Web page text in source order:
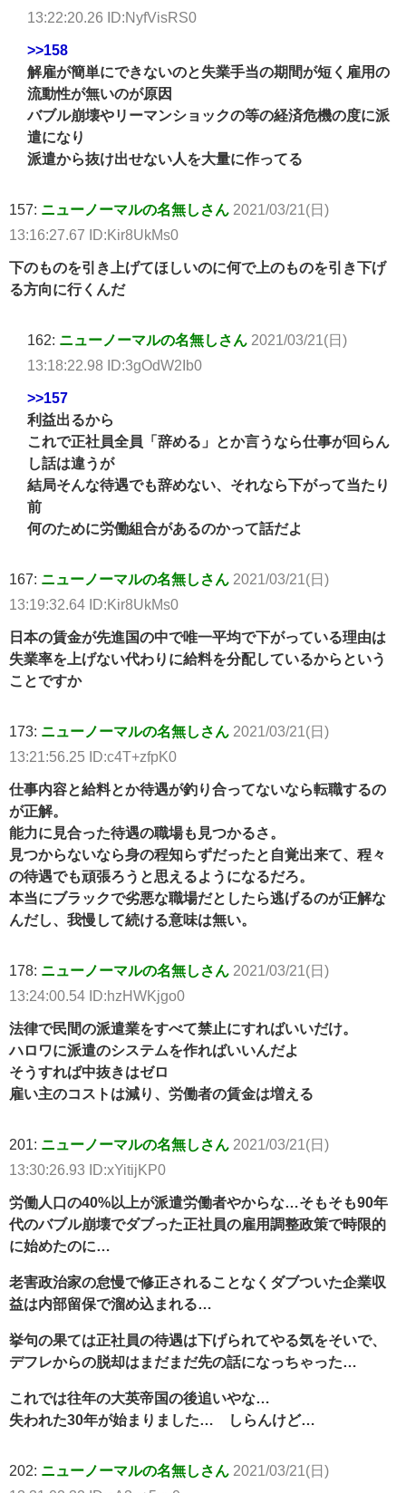
13:22:20.26 ID:NyfVisRS0
>>158
解雇が簡単にできないのと失業手当の期間が短く雇用の
流動性が無いのが原因
バブル崩壊やリーマンショックの等の経済危機の度に派
遣になり
派遣から抜け出せない人を大量に作ってる
157: ニューノーマルの名無しさん 2021/03/21(日)
13:16:27.67 ID:Kir8UkMs0
下のものを引き上げてほしいのに何で上のものを引き下げ
る方向に行くんだ
162: ニューノーマルの名無しさん 2021/03/21(日)
13:18:22.98 ID:3gOdW2Ib0
>>157
利益出るから
これで正社員全員「辞める」とか言うなら仕事が回らん
し話は違うが
結局そんな待遇でも辞めない、それなら下がって当たり
前
何のために労働組合があるのかって話だよ
167: ニューノーマルの名無しさん 2021/03/21(日)
13:19:32.64 ID:Kir8UkMs0
日本の賃金が先進国の中で唯一平均で下がっている理由は
失業率を上げない代わりに給料を分配しているからという
ことですか
173: ニューノーマルの名無しさん 2021/03/21(日)
13:21:56.25 ID:c4T+zfpK0
仕事内容と給料とか待遇が釣り合ってないなら転職するの
が正解。
能力に見合った待遇の職場も見つかるさ。
見つからないなら身の程知らずだったと自覚出来て、程々
の待遇でも頑張ろうと思えるようになるだろ。
本当にブラックで劣悪な職場だとしたら逃げるのが正解な
んだし、我慢して続ける意味は無い。
178: ニューノーマルの名無しさん 2021/03/21(日)
13:24:00.54 ID:hzHWKjgo0
法律で民間の派遣業をすべて禁止にすればいいだけ。
ハロワに派遣のシステムを作ればいいんだよ
そうすれば中抜きはゼロ
雇い主のコストは減り、労働者の賃金は増える
201: ニューノーマルの名無しさん 2021/03/21(日)
13:30:26.93 ID:xYitijKP0
労働人口の40%以上が派遣労働者やからな…そもそも90年
代のバブル崩壊でダブった正社員の雇用調整政策で時限的
に始めたのに…
老害政治家の怠慢で修正されることなくダブついた企業収
益は内部留保で溜め込まれる…
挙句の果ては正社員の待遇は下げられてやる気をそいで、
デフレからの脱却はまだまだ先の話になっちゃった…
これでは往年の大英帝国の後追いやな…
失われた30年が始まりました… しらんけど…
202: ニューノーマルの名無しさん 2021/03/21(日)